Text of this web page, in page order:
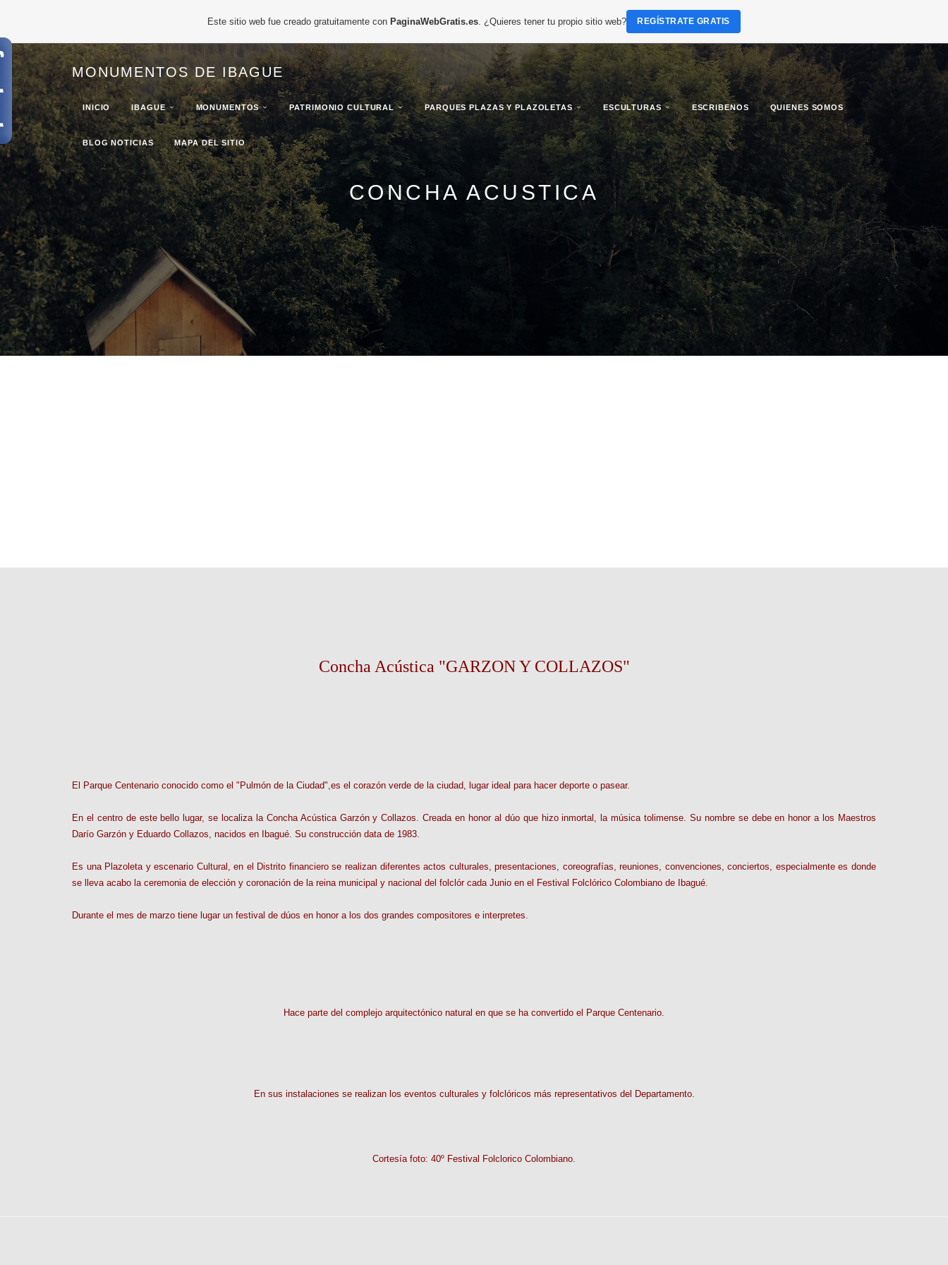
MONUMENTOS DE IBAGUE
INICIO IBAGUE MONUMENTOS PATRIMONIO CULTURAL PARQUES PLAZAS Y PLAZOLETAS ESCULTURAS ESCRIBENOS QUIENES SOMOS
BLOG NOTICIAS MAPA DEL SITIO
CONCHA ACUSTICA
Concha Acústica "GARZON Y COLLAZOS"
El Parque Centenario conocido como el "Pulmón de la Ciudad",es el corazón verde de la ciudad, lugar ideal para hacer deporte o pasear.
En el centro de este bello lugar, se localiza la Concha Acústica Garzón y Collazos. Creada en honor al dúo que hizo inmortal, la música tolimense. Su nombre se debe en honor a los Maestros
Darío Garzón y Eduardo Collazos, nacidos en Ibagué. Su construcción data de 1983.
Es una Plazoleta y escenario Cultural, en el Distrito financiero se realizan diferentes actos culturales, presentaciones, coreografías, reuniones, convenciones, conciertos, especialmente es donde
se lleva acabo la ceremonia de elección y coronación de la reina municipal y nacional del folclór cada Junio en el Festival Folclórico Colombiano de Ibagué.
Durante el mes de marzo tiene lugar un festival de dúos en honor a los dos grandes compositores e interpretes.
Hace parte del complejo arquitectónico natural en que se ha convertido el Parque Centenario.
En sus instalaciones se realizan los eventos culturales y folclóricos más representativos del Departamento.
Cortesía foto: 40º Festival Folclorico Colombiano.
Este sitio web fue creado gratuitamente conPaginaWebGratis.es . ¿Quieres tener tu propio sitio web? REGÍSTRATE GRATIS